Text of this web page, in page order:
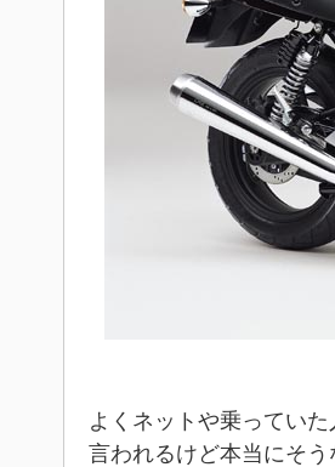
よくネットや乗ってい
言われるけど本当にそ